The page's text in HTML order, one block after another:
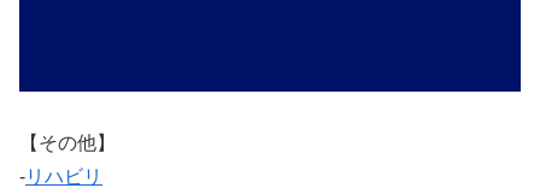
【その他】
‐リハビリ